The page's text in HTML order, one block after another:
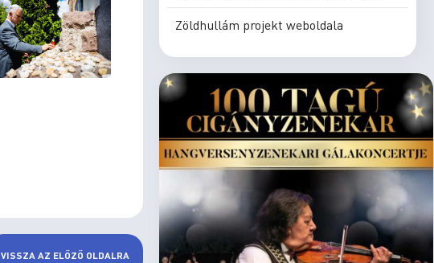
VISSZA AZ ELŐZŐ OLDALRA
Zöldhullám projekt weboldala